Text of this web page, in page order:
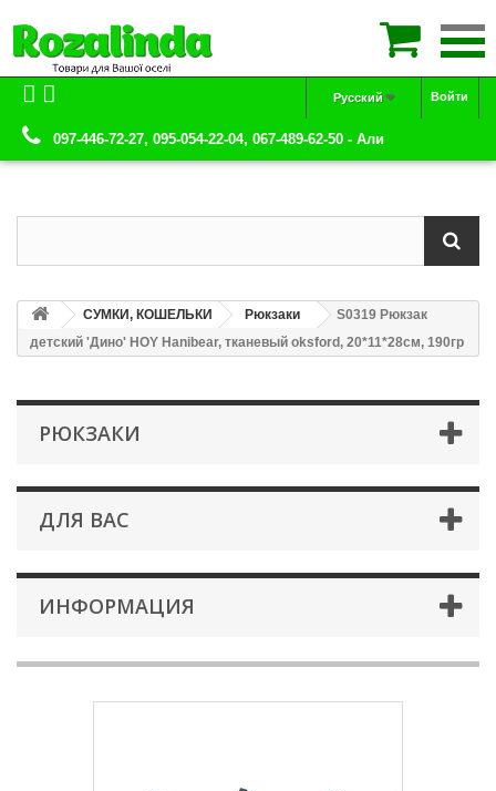
Войти
Русский
097-446-72-27, 095-054-22-04, 067-489-62-50 - Али
СУМКИ, КОШЕЛЬКИ Рюкзаки
S0319 Рюкзак
детский 'Дино' HOY Hanibear, тканевый oksford, 20*11*28см, 190гр
РЮКЗАКИ
ДЛЯ ВАС
ИНФОРМАЦИЯ
